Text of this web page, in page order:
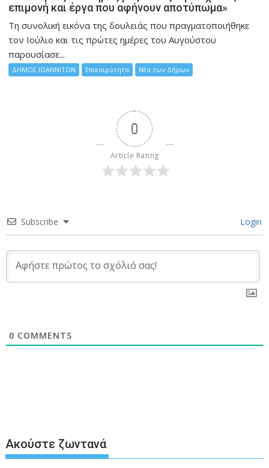
επιμονή και έργα που αφήνουν αποτύπωμα»
Τη συνολική εικόνα της δουλειάς που πραγματοποιήθηκε
τον Ιούλιο και τις πρώτες ημέρες του Αυγούστου
παρουσίασε...
ΔΗΜΟΣ ΙΩΑΝΝΙΤΩΝ Επικαιρότητα Νέα των Δήμων
0
Article Rating
Subscribe Login
0 COMMENTS
Ακούστε ζωντανά